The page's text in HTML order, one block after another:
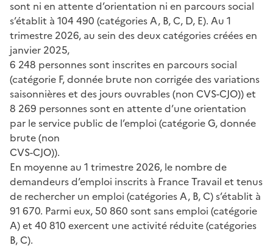
sont ni en attente d’orientation ni en parcours social
s’établit à 104 490 (catégories A, B, C, D, E). Au 1
trimestre 2026, au sein des deux catégories créées en
janvier 2025,
6 248 personnes sont inscrites en parcours social
(catégorie F, donnée brute non corrigée des variations
saisonnières et des jours ouvrables (non CVS-CJO)) et
8 269 personnes sont en attente d’une orientation
par le service public de l’emploi (catégorie G, donnée
brute (non
CVS-CJO)).
En moyenne au 1 trimestre 2026, le nombre de
demandeurs d’emploi inscrits à France Travail et tenus
de rechercher un emploi (catégories A, B, C) s’établit à
91 670. Parmi eux, 50 860 sont sans emploi (catégorie
A) et 40 810 exercent une activité réduite (catégories
B, C).